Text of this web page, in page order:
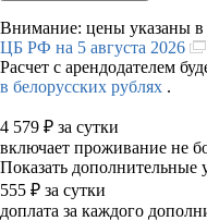
Внимание: цены указаны
ЦБ РФ на 5 августа 2026
Расчет с арендодателем
в белорусских рублях .
4 579 ₽ за сутки
включает проживание не
Показать дополнительные
555 ₽ за сутки
доплата за каждого